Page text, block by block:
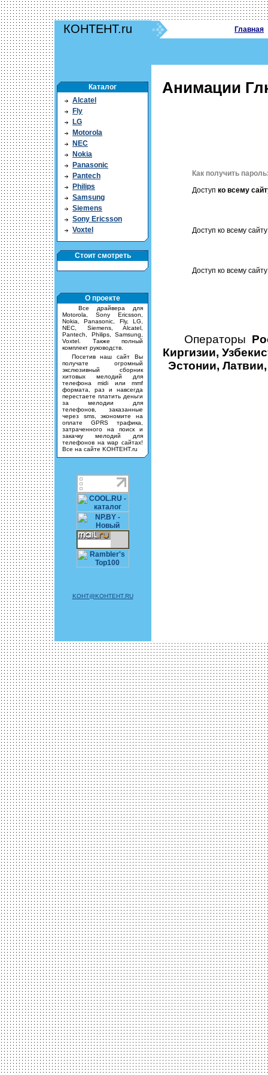
КОНТЕНТ.ru Главная
Каталог
Alcatel
Fly
LG
Motorola
NEC
Nokia
Panasonic
Pantech
Philips
Samsung
Siemens
Sony Ericsson
Voxtel
Стоит смотреть
О проекте
Все драйвера для
Motorola, Sony Ericsson,
Nokia, Panasonic, Fly, LG,
NEC, Siemens, Alcatel,
Pantech, Philips, Samsung,
Voxtel. Также полный
комплект руководств.
Посетив наш сайт Вы
получате огромный
экслюзивный сборник
хитовых мелодий для
телефона midi или mmf
формата, раз и навсегда
перестаете платить деньги
за мелодии для
телефонов, заказанные
через sms, экономите на
оплате GPRS трафика,
затраченного на поиск и
закачку мелодий для
телефонов на wap сайтах!
Все на сайте KOHTEHT.ru
KOHT@KOHTEHT.RU
Анимации
Как получить
Доступ ко всему
Доступ ко всему
Доступ ко всему
Операторы
Киргизии,
Эстонии,